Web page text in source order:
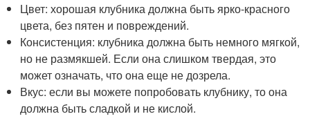
Цвет: хорошая клубника должна быть ярко-красного
цвета, без пятен и повреждений.
Консистенция: клубника должна быть немного мягкой,
но не размякшей. Если она слишком твердая, это
может означать, что она еще не дозрела.
Вкус: если вы можете попробовать клубнику, то она
должна быть сладкой и не кислой.